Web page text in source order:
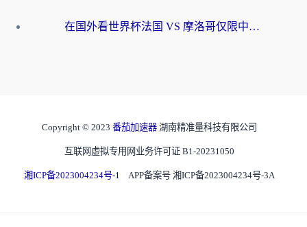
在国外看世界杯法国 VS 摩洛哥仅限中国大陆？海外党这样看中文解说赛事不卡顿
Copyright © 2023 番茄加速器 湖南精准量科技有限公司
互联网虚拟专用网业务许可证 B1-20231050
湘ICP备2023004234号-1 APP备案号 湘ICP备2023004234号-3A